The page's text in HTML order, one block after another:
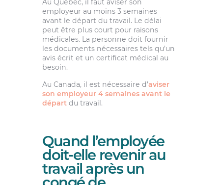
Au Québec, il faut aviser son
employeur au moins 3 semaines
avant le départ du travail. Le délai
peut être plus court pour raisons
médicales. La personne doit fournir
les documents nécessaires tels qu’un
avis écrit et un certificat médical au
besoin.
Au Canada, il est nécessaire d’aviser
son employeur 4 semaines avant le
départdu travail.
Quand l’employée
doit-elle revenir au
travail après un